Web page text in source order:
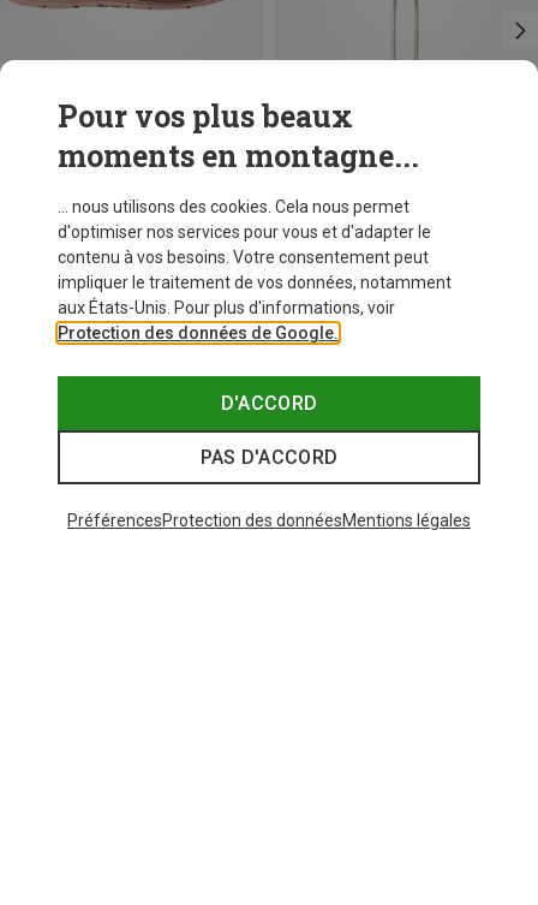
Vous économisez 26% Vous économisez 15%
Pour vos plus beaux
moments en montagne...
... nous utilisons des cookies. Cela nous permet
d'optimiser nos services pour vous et d'adapter le
contenu à vos besoins. Votre consentement peut
impliquer le traitement de vos données, notamment
aux États-Unis. Pour plus d'informations, voir
Protection des données de Google.
D'ACCORD
PAS D'ACCORD
PréférencesProtection des donnéesMentions légales